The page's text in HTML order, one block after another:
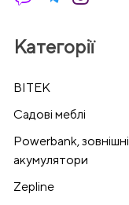
Категорії
BITEK
Cадові меблі
Powerbank, зовнішні
акумулятори
Zepline